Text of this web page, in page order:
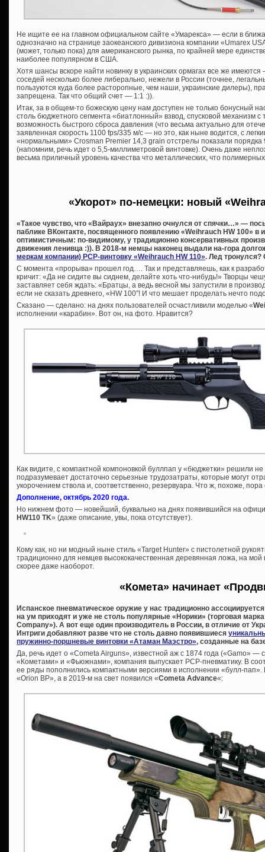
Не ищите ее на главном официальном сайте «Умарекса» — если в
однозначно на странице заокеанского дивизиона компании «Umarex
(может, только пока) для американского рынка, по крайней мере
наиболее популярном в США.
Хотя шансы вскоре найти новинку в украинских ормагах все же
соседей несколько более либерально, нежели в России (точнее,
пользуются куда более расторопные, чем наши, украинские дилеры),
запрещена. Так что общий счет — 1:1 :)).
Итак, за в общем-то божескую цену нам доступен не только бонусный
столь бюджетного сегмента «биатлонный» взвод, спусковой механизм
возможность быстрого сброса давления (что весьма актуально для
заявленная скорость 1100 fps/335 м/с — но это, как ныне водится, с
«нормальными» Crosman Premier 14,3 grain отстрелы показали порядка
(напомним, речь идет о 5,5-миллиметровой винтовке). Очень даже
весьма приличный уровень качества что металлических, что
«Укорот» по-немецки: новый
«Такое чувство, что «Вайраух» внезапно очнулся от спячки…» —
паблике ВКонтакте, посвященного появлению «Weihrauch HW 100» в
оптимистичным: по-видимому, у традиционно консервативных
движения ленивца :)). В 2018-м немцы наконец выдали на-гора
меркам компании) PCP-винтовку «Weihrauch HW 110». Лед тронулся?
С момента «прорыва» прошел год…. Так и представляешь, как к
кричит: «Да не сидите вы сиднем, делайте хоть что-нибудь!» Творцы
заставляет себя ждать: «Братцы, а ведь весной мы запустили в
если не сказать древнего, «HW 100″! И что мешает проделать нечто
Сказано — сделано: на днях пользователей осчастливили моделью «
исполнении «карабин». Вот он, на фото. Нравится?
Как видите, с компактной компоновкой буллпап у «бюджетки» решили
подразумевает достаточно серьезные трудозатраты, которые могут
укорочением ствола и, соответственно, резервуара. Что ж, похоже,
Дополнение, октябрь 2020 года.
Но нижнем фото — новейший, буквально на днях появившийся на
HW110 TK» (даже описание, увы, пока отсутствует).
Кому как, но ни модный ныне стиль «Target Hunter» с пистолетной
традиционно для немцев высококачественная деревянная ложа, на мой
скорее даже наоборот.
«Комета» начинает
Испанское пневматическое оружие у нас традиционно
на ум приходят и уже не столь популярные «Норики» (торговая
Company»). А вот еще один производитель в России, в отличие от
Интриги добавляют разве что не столь давно появившиеся
пружинно-поршневые винтовки «Атаман Маэстро», созданные на
Да, речь идет о «Cometa Airguns», известной аж с 1874 года («Gamo» —
«Кометами» и «Фьюжнами», компания выпускает PCP-пневматику. В
ее ряды пополнились компактными версиями в исполнении «булл-
«Orion BP», а в 2019-м на свет появился «Cometa Advance«: